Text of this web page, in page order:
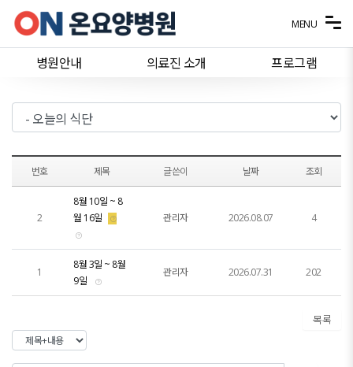
메뉴 건너뛰기
병원안내 의료진 소개 프로그램
MENU
번호 제목 글쓴이 날짜 조회
2
8월 10일 ~ 8
월 16일
관리자 2026.08.07 4
1
8월 3일 ~ 8월
9일
관리자 2026.07.31 202
목록